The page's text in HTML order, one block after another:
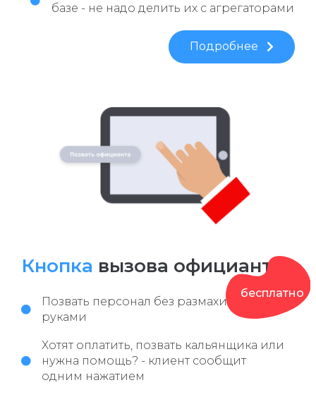
базе - не надо делить их с агрегаторами
Подробнее
Кнопка вызова официанта
Позвать персонал без размахивания
руками
Хотят оплатить, позвать кальянщика или
нужна помощь? - клиент сообщит
одним нажатием
бесплатно